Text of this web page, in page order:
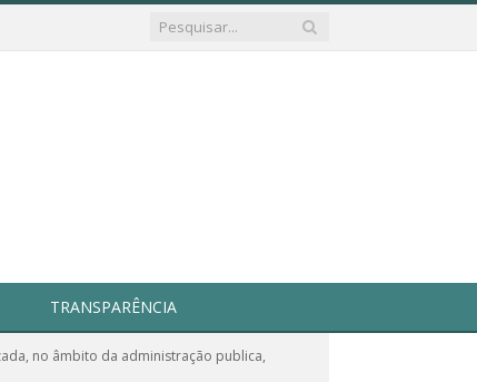
TRANSPARÊNCIA
no âmbito da administração publica,